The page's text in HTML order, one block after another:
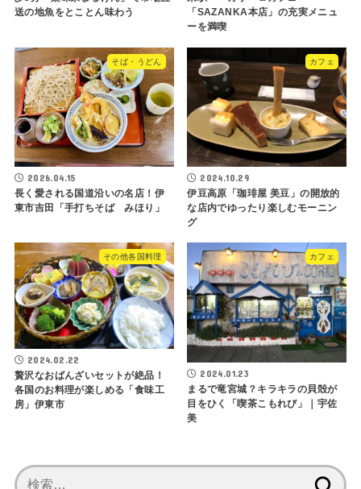
送の地魚をとことん味わう
「SAZANKA本店」の充実メニュ
ーを満喫
そば・うどん
2026.04.15
長く愛される国道沿いの名店！伊
東市吉田「手打ちそば みほり」
カフェ
2024.10.29
伊豆高原「珈琲屋 美豆」の開放的
な店内でゆったり楽しむモーニン
グ
その他各国料理
2024.02.22
贅沢なおばんざいセットが絶品！
各国のお料理が楽しめる「食味工
房」伊東市
カフェ
2024.01.23
まるで竜宮城？キラキラの貝殻が
目をひく「喫茶こもれび」｜宇佐
美